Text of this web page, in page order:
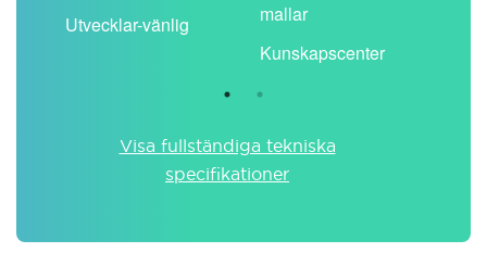
Utvecklar-vänlig
mallar
Kunskapscenter
Visa fullständiga tekniska
specifikationer